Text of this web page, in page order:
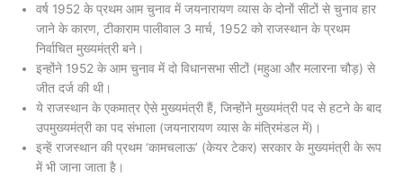
वर्ष 1952 के प्रथम आम चुनाव में जयनारायण व्यास के दोनों सीटों से चुनाव हार
जाने के कारण, टीकाराम पालीवाल 3 मार्च, 1952 को राजस्थान के प्रथम
निर्वाचित मुख्यमंत्री बने।
इन्होंने 1952 के आम चुनाव में दो विधानसभा सीटों (महुआ और मलारना चौड़) से
जीत दर्ज की थी।
ये राजस्थान के एकमात्र ऐसे मुख्यमंत्री हैं, जिन्होंने मुख्यमंत्री पद से हटने के बाद
उपमुख्यमंत्री का पद संभाला (जयनारायण व्यास के मंत्रिमंडल में)।
इन्हें राजस्थान की प्रथम ‘कामचलाऊ’ (केयर टेकर) सरकार के मुख्यमंत्री के रूप
में भी जाना जाता है।